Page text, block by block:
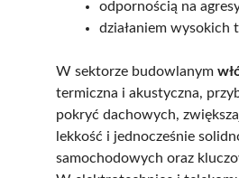
odpornością na
działaniem wysokich
W sektorze budowlanym
termiczna i akustyczna,
pokryć dachowych,
lekkość i jednocześnie
samochodowych oraz